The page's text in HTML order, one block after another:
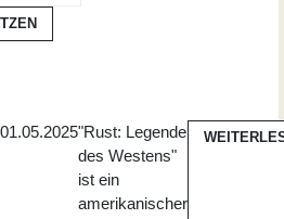
01.05.2025"Rust: Legende
des Westens"
ist ein
amerikanischer